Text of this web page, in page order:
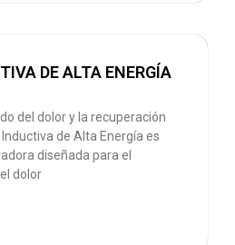
DE ALTA ENERGÍA
del dolor y la recuperación
de Alta Energía es
diseñada para el
dolor